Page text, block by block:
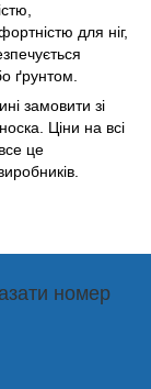
для ніг,
ґрунтом.
замовити зі
Ціни на всі
це
номер